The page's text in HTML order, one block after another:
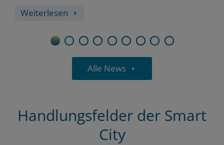
Weiterlesen
Alle News
Handlungsfelder der Smart
City